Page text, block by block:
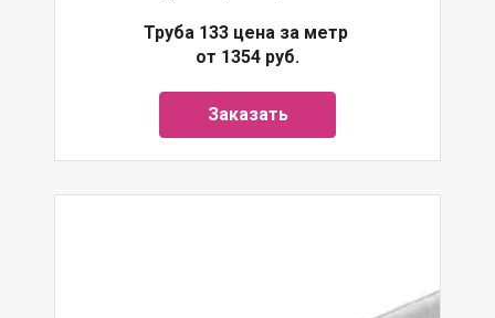
Труба 133 цена за метр
от 1354 руб.
Заказать